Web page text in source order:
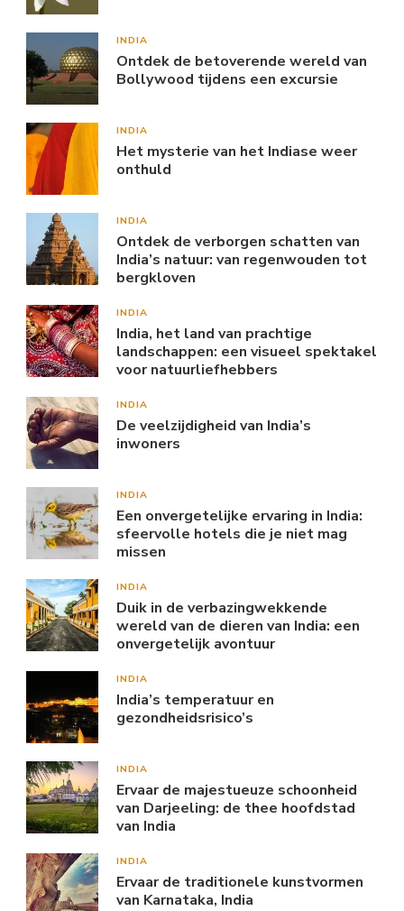
INDIA
Ontdek de betoverende wereld van
Bollywood tijdens een excursie
INDIA
Het mysterie van het Indiase weer
onthuld
INDIA
Ontdek de verborgen schatten van
India’s natuur: van regenwouden tot
bergkloven
INDIA
India, het land van prachtige
landschappen: een visueel spektakel
voor natuurliefhebbers
INDIA
De veelzijdigheid van India’s
inwoners
INDIA
Een onvergetelijke ervaring in India:
sfeervolle hotels die je niet mag
missen
INDIA
Duik in de verbazingwekkende
wereld van de dieren van India: een
onvergetelijk avontuur
INDIA
India’s temperatuur en
gezondheidsrisico’s
INDIA
Ervaar de majestueuze schoonheid
van Darjeeling: de thee hoofdstad
van India
INDIA
Ervaar de traditionele kunstvormen
van Karnataka, India